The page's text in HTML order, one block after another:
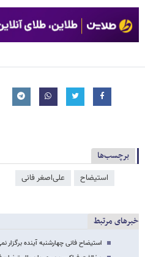
برچسب‌ها
استیضاح علی‌اصغر فانی
خبرهای مرتبط
استیضاح فانی چهارشنبه آینده برگزار